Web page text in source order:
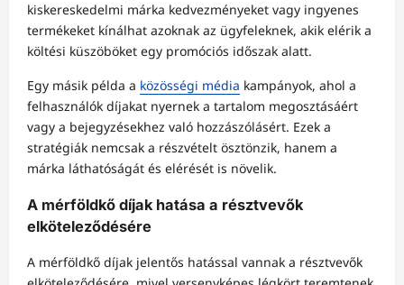
kiskereskedelmi márka kedvezményeket vagy ingyenes
termékeket kínálhat azoknak az ügyfeleknek, akik elérik a
költési küszöböket egy promóciós időszak alatt.
Egy másik példa a közösségi média kampányok, ahol a
felhasználók díjakat nyernek a tartalom megosztásáért
vagy a bejegyzésekhez való hozzászólásért. Ezek a
stratégiák nemcsak a részvételt ösztönzik, hanem a
márka láthatóságát és elérését is növelik.
A mérföldkő díjak hatása a résztvevők
elköteleződésére
A mérföldkő díjak jelentős hatással vannak a résztvevők